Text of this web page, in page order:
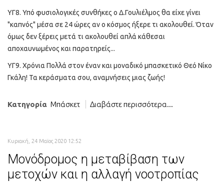
ΥΓ8. Υπό φυσιολογικές συνθήκες ο Δ.Γουλιέλμος θα είχε γίνει
"καπνός" μέσα σε 24 ώρες αν ο κόσμος ήξερε τι ακολουθεί. Όταν
όμως δεν ξέρεις μετά τι ακολουθεί απλά κάθεσαι
αποχαυνωμένος και παρατηρείς...
ΥΓ9. Χρόνια Πολλά στον έναν και μοναδικό μπασκετικό Θεό Νίκο
Γκάλη! Τα κεράσματα σου, αναμνήσεις μιας ζωής!
Κατηγορία Μπάσκετ Διαβάστε περισσότερα...
Κυριακή, 24 Μαϊος 2020 12:52
Μονόδρομος η μεταβίβαση των
μετοχών και η αλλαγή νοοτροπίας